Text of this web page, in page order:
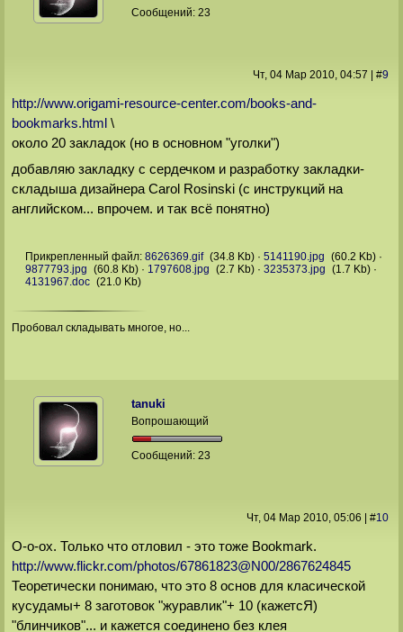
Сообщений:23
Чт, 04 Мар 2010, 04:57 #9
http://www.origami-resource-center.com/books-and-
bookmarks.html\
около 20 закладок (но в основном "уголки")
добавляю закладку с сердечком и разработку закладки-
складыша дизайнера Carol Rosinski (с инструкций на
английском... впрочем. и так всё понятно)
Прикрепленный файл: 8626369.gif (34.8 Kb) · 5141190.jpg (60.2 Kb) ·
9877793.jpg (60.8 Kb) · 1797608.jpg (2.7 Kb) · 3235373.jpg (1.7 Kb) ·
4131967.doc (21.0 Kb)
Пробовал складывать многое, но...
tanuki
Вопрошающий
Сообщений:23
Чт, 04 Мар 2010, 05:06 #10
О-о-ох. Только что отловил - это тоже Bookmark.
http://www.flickr.com/photos/67861823@N00/2867624845
Теоретически понимаю, что это 8 основ для класической
кусудамы+ 8 заготовок "журавлик"+ 10 (кажетсЯ)
"блинчиков"... и кажется соединено без клея